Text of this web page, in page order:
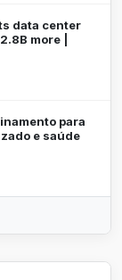
data center
more |
para
e saúde